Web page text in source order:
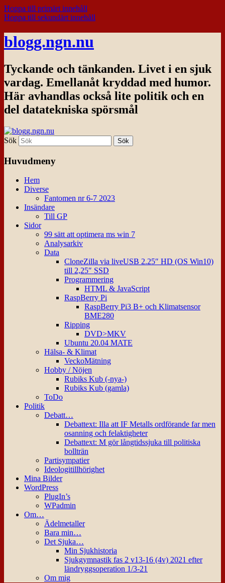
Hoppa till primärt innehåll
Hoppa till sekundärt innehåll
blogg.ngn.nu
Tyckande och tänkanden. Livet i en sjuk
vardag. Emellanåt kryddad med humor.
Här avhandlas också lite politik och en
del datatekniska spörsmål
Sök
Huvudmeny
Hem
Diverse
Fantomen nr 6-7 2023
Insändare
Till GP
Sidor
99 sätt att optimera ms win 7
Analysarkiv
Data
CloneZilla via liveUSB 2.25″ HD (OS Win10)
till 2,25″ SSD
Programmering
HTML & JavaScript
RaspBerry Pi
RaspBerry Pi3 B+ och Klimatsensor
BME280
Ripping
DVD>MKV
Ubuntu 20.04 MATE
Hälsa- & Klimat
VeckoMätning
Hobby / Nöjen
Rubiks Kub (-nya-)
Rubiks Kub (gamla)
ToDo
Politik
Debatt…
Debattext: Illa att IF Metalls ordförande far men
osanning och felaktigheter
Debattext: M gör långtidssjuka till politiska
bollträn
Partisympatier
Ideologitillhörighet
Mina Bilder
WordPress
PlugIn’s
WPadmin
Om…
Ädelmetaller
Bara min…
Det Sjuka…
Min Sjukhistoria
Sjukgymnastik fas 2 v13-16 (4v) 2021 efter
ländryggsoperation 1/3-21
Om mig